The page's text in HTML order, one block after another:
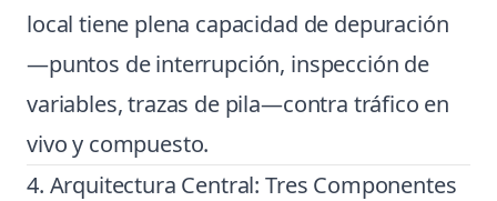
local tiene plena capacidad de depuración
—puntos de interrupción, inspección de
variables, trazas de pila—contra tráfico en
vivo y compuesto.
4. Arquitectura Central: Tres Componentes